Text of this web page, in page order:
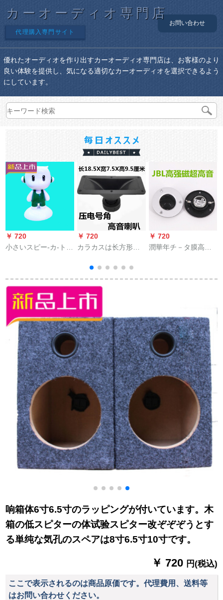
カーオーディオ専門店
代理購入専門サイト
お問い合わせ
優れたオーディオを作り出すカーオーディオ専門店は、お客様のより
良い体験を提供し、気になる適切なカーオーディオを選択できるよう
にしています。
￥ 720
小さいスピー-カ-トの
ノ-トパソコンの小さ
いさいスピー-カ-デス
ク-トピアノピアノの
の音响
￥ 720
カラカスは长方形の
しています。高音質
スペルカードは18.5
センティートです。
￥ 720
潤華年チ－タ膜高音
音响スピ－カ－高周
响箱体6寸6.5寸のラッピングが付いています。木
箱の低スピターの体试验スピター改ぞぞぞうとす
る単纯な気孔のスペアは8寸6.5寸10寸です。
￥ 720 円(税込)
ここで表示されるのは商品原価です。代理費用、送料等
はお問い合わせください。